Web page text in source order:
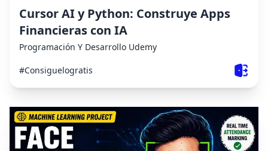
Cursor AI y Python: Construye Apps
Financieras con IA
Programación Y Desarrollo Udemy
#Consiguelogratis